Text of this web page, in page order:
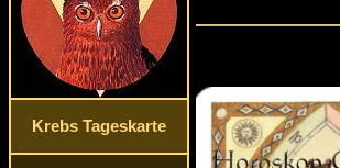
Krebs Tageskarte